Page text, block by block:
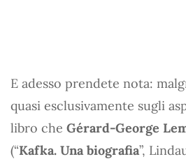
E adesso prendete nota:
quasi esclusivamente sugli
libro che Gérard-George
(“Kafka. Una biografia”,